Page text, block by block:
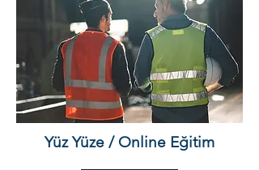
Yüz Yüze / Online Eğitim